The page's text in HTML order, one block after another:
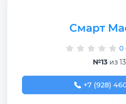
Смарт
0
№13 из 13
+7 (928)
+7 (928)